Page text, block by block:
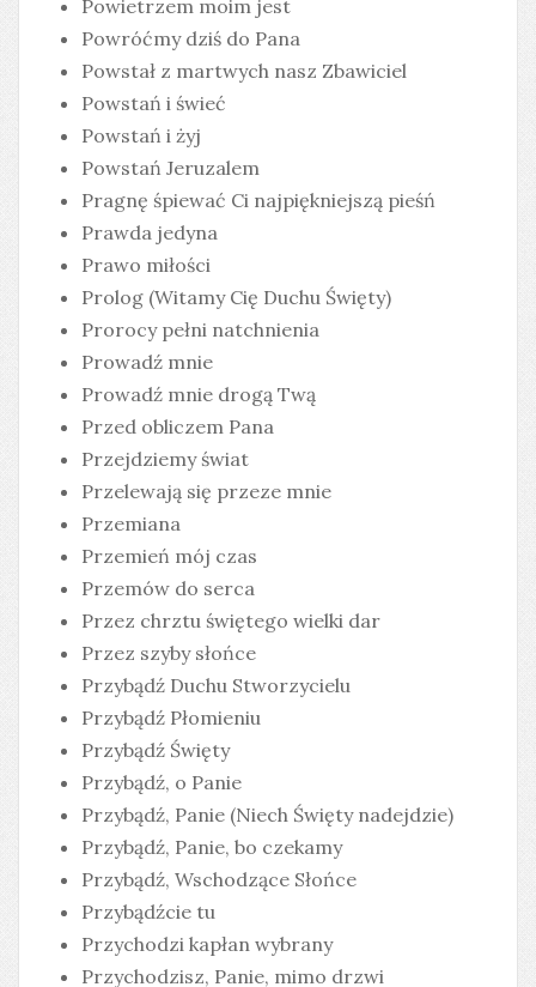
Powietrzem moim jest
Powróćmy dziś do Pana
Powstał z martwych nasz Zbawiciel
Powstań i świeć
Powstań i żyj
Powstań Jeruzalem
Pragnę śpiewać Ci najpiękniejszą pieśń
Prawda jedyna
Prawo miłości
Prolog (Witamy Cię Duchu Święty)
Prorocy pełni natchnienia
Prowadź mnie
Prowadź mnie drogą Twą
Przed obliczem Pana
Przejdziemy świat
Przelewają się przeze mnie
Przemiana
Przemień mój czas
Przemów do serca
Przez chrztu świętego wielki dar
Przez szyby słońce
Przybądź Duchu Stworzycielu
Przybądź Płomieniu
Przybądź Święty
Przybądź, o Panie
Przybądź, Panie (Niech Święty nadejdzie)
Przybądź, Panie, bo czekamy
Przybądź, Wschodzące Słońce
Przybądźcie tu
Przychodzi kapłan wybrany
Przychodzisz, Panie, mimo drzwi